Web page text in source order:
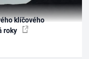
klíčového
roky